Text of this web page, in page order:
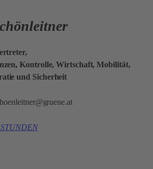
Kontrolle, Wirtschaft, Mobilität,
und Sicherheit